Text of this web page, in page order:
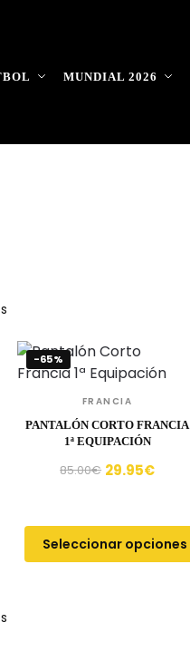
MUNDIAL 2026
-65%
FRANCIA
PANTALÓN CORTO FRANCIA
1ª EQUIPACIÓN
85.00€ 29.95€
Seleccionar opciones